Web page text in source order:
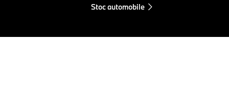
Stoc automobile